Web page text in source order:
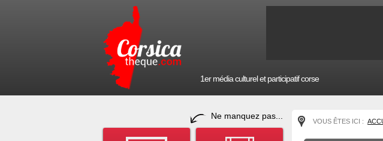
1er média culturel et participatif corse
Ne manquez pas...
VOUS ÊTES ICI :